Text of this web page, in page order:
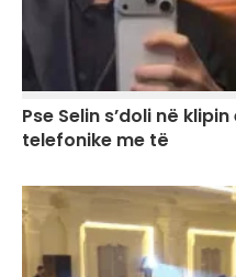
Pse Selin s’doli në
telefonike me të